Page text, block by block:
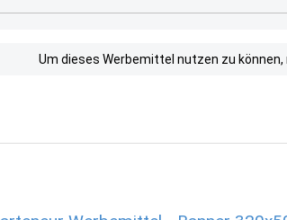
Um dieses Werbemittel nutzen zu